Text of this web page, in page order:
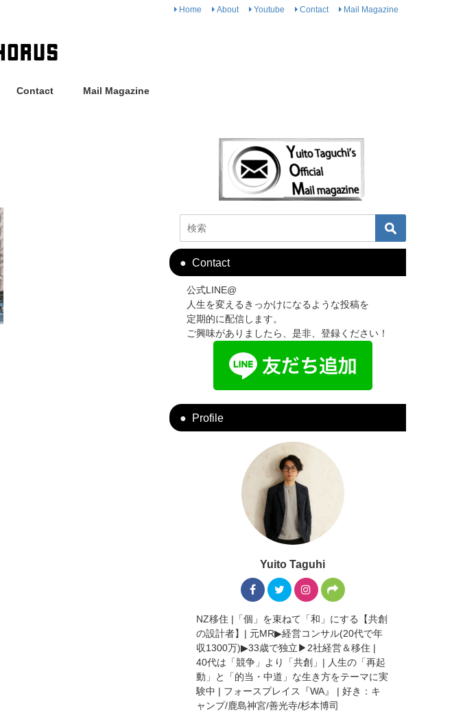
Home About Youtube Contact Mail Magazine
Contact Mail Magazine
Contact
公式LINE@
人生を変えるきっかけになるような投稿を
定期的に配信します。
ご興味がありましたら、是非、登録ください！
Profile
Yuito Taguhi
NZ移住 |「個」を束ねて「和」にする【共創
の設計者】| 元MR▶︎経営コンサル(20代で年
収1300万)▶︎33歳で独立▶︎2社経営＆移住 |
40代は「競争」より「共創」| 人生の「再起
動」と「的当・中道」な生き方をテーマに実
験中 | フォースプレイス『WA』 | 好き：キ
ャンプ/鹿島神宮/善光寺/杉本博司